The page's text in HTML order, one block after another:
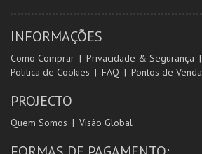
INFORMAÇÕES
Como Comprar Privacidade & Segurança
Política de Cookies
FAQ Pontos de Venda
PROJECTO
Quem Somos Visão Global